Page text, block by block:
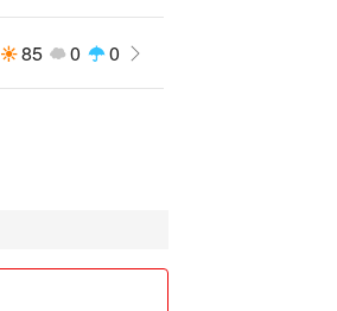
85 0 0